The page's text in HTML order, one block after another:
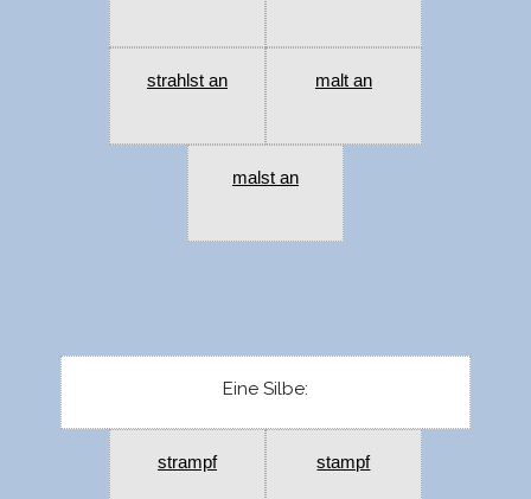
strahlst an malt an
malst an
Eine Silbe:
strampf stampf